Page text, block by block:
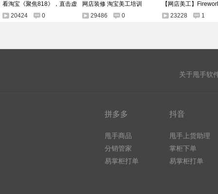
看淘宝《聚焦818》，直击虚
20424
0
网店装修 淘宝美工培训
29486
0
【网店美工】
23228
1
关于甩手软
拼多多
甩手商品
分销管家
易掌柜打单
抖音
甩手上货助理
掌柜下单
易掌柜打单